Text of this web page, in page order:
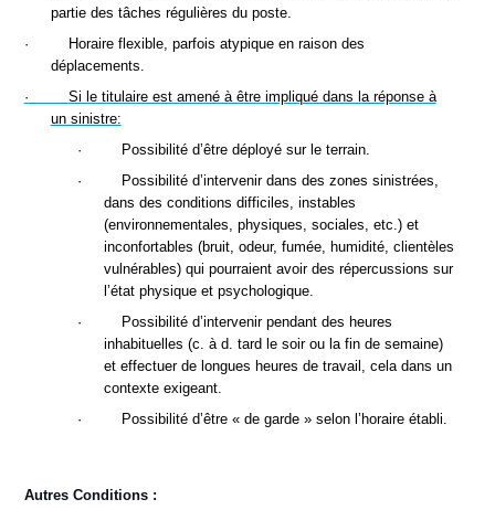
partie des tâches régulières du poste.
·
Horaire flexible, parfois atypique en raison des
déplacements.
·
Si le titulaire est amené à être impliqué dans la réponse à
un sinistre:
·
Possibilité d’être déployé sur le terrain.
·
Possibilité d’intervenir dans des zones sinistrées,
dans des conditions difficiles, instables
(environnementales, physiques, sociales, etc.) et
inconfortables (bruit, odeur, fumée, humidité, clientèles
vulnérables) qui pourraient avoir des répercussions sur
l’état physique et psychologique.
·
Possibilité d’intervenir pendant des heures
inhabituelles (c. à d. tard le soir ou la fin de semaine)
et effectuer de longues heures de travail, cela dans un
contexte exigeant.
·
Possibilité d’être « de garde » selon l’horaire établi.
Autres Conditions :